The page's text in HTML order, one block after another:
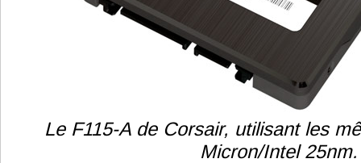
Le F115-A de Corsair, utilisant les
Micron/Intel 25nm.